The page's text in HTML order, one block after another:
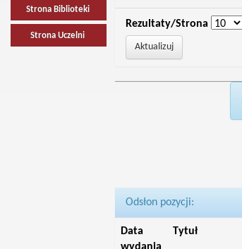
Strona Biblioteki
Strona Uczelni
Rezultaty/Strona
Odsłon pozycji:
Data
Tytuł